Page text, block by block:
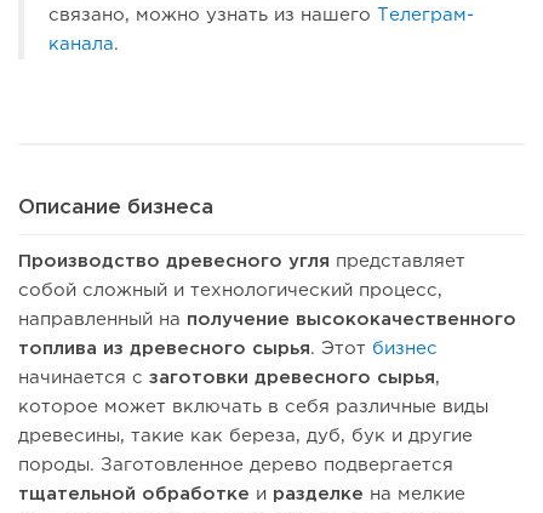
связано, можно узнать из нашего
Телеграм-
канала.
Описание бизнеса
Производство древесного угля представляет
собой сложный и технологический процесс,
направленный на получение высококачественного
топлива из древесного сырья. Этот бизнес
начинается с заготовки древесного сырья,
которое может включать в себя различные виды
древесины, такие как береза, дуб, бук и другие
породы. Заготовленное дерево подвергается
тщательной обработке и разделке на мелкие